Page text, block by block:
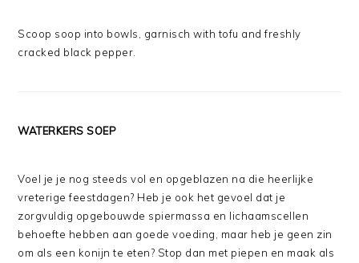
Scoop soop into bowls, garnisch with tofu and freshly
cracked black pepper.
WATERKERS SOEP
Voel je je nog steeds vol en opgeblazen na die heerlijke
vreterige feestdagen? Heb je ook het gevoel dat je
zorgvuldig opgebouwde spiermassa en lichaamscellen
behoefte hebben aan goede voeding, maar heb je geen zin
om als een konijn te eten? Stop dan met piepen en maak als